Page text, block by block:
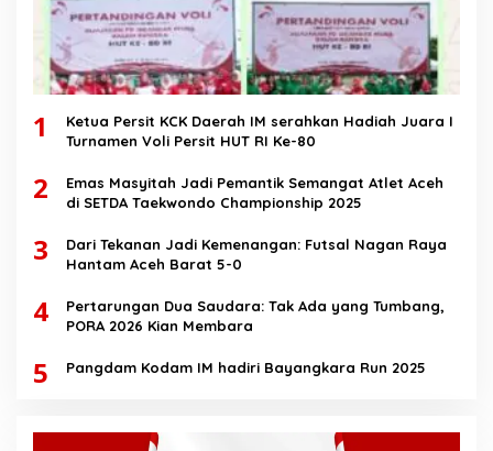
1
Ketua Persit KCK Daerah IM serahkan Hadiah Juara I
Turnamen Voli Persit HUT RI Ke-80
2
Emas Masyitah Jadi Pemantik Semangat Atlet Aceh
di SETDA Taekwondo Championship 2025
3
Dari Tekanan Jadi Kemenangan: Futsal Nagan Raya
Hantam Aceh Barat 5-0
4
Pertarungan Dua Saudara: Tak Ada yang Tumbang,
PORA 2026 Kian Membara
5 Pangdam Kodam IM hadiri Bayangkara Run 2025